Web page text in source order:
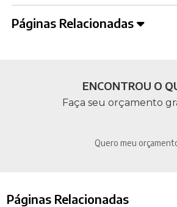
Páginas Relacionadas
ENCONTROU O
Faça seu orçamento
Quero meu
Páginas Relacionadas